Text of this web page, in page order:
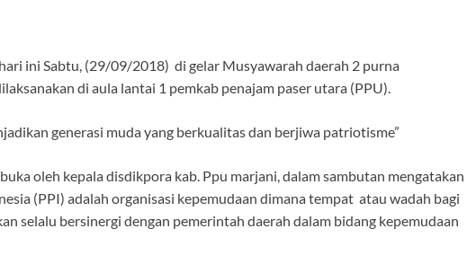
ini Sabtu, (29/09/2018) di gelar Musyawarah daerah 2 purna
di aula lantai 1 pemkab penajam paser utara (PPU).
generasi muda yang berkualitas dan berjiwa patriotisme”
oleh kepala disdikpora kab. Ppu marjani, dalam sambutan mengatakan
(PPI) adalah organisasi kepemudaan dimana tempat atau wadah bagi
selalu bersinergi dengan pemerintah daerah dalam bidang kepemudaan